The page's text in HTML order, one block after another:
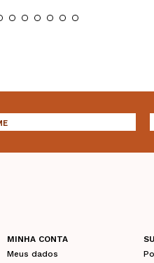
MINHA CONTA
Meus dados